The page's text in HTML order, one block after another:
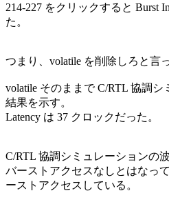
214-227 をクリックすると Burst
た。
つまり、volatile を削除しろと言
volatile そのままで C/RTL 協調シ
結果を示す。
Latency は 37 クロックだった。
C/RTL 協調シミュレーションの
バーストアクセスなしとはなっ
ーストアクセスしている。